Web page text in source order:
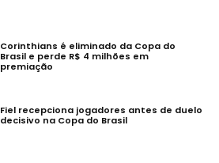
Corinthians é eliminado da Copa do
Brasil e perde R$ 4 milhões em
premiação
Fiel recepciona jogadores antes de duelo
decisivo na Copa do Brasil